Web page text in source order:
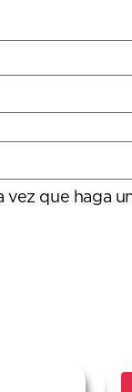
que haga